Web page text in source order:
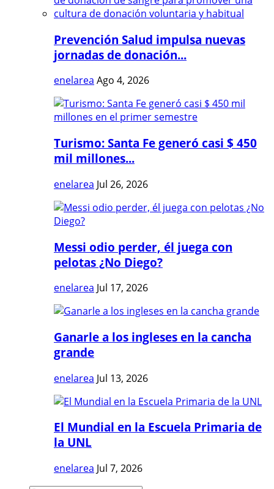
Prevención Salud impulsa nuevas
jornadas de donación...
enelarea Ago 4, 2026
Turismo: Santa Fe generó casi $ 450
mil millones...
enelarea Jul 26, 2026
Messi odio perder, él juega con
pelotas ¿No Diego?
enelarea Jul 17, 2026
Ganarle a los ingleses en la cancha
grande
enelarea Jul 13, 2026
El Mundial en la Escuela Primaria de
la UNL
enelarea Jul 7, 2026